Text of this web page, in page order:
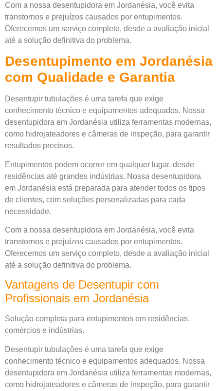
Com a nossa desentupidora em Jordanésia, você evita
transtornos e prejuízos causados por entupimentos.
Oferecemos um serviço completo, desde a avaliação inicial
até a solução definitiva do problema.
Desentupimento em Jordanésia
com Qualidade e Garantia
Desentupir tubulações é uma tarefa que exige
conhecimento técnico e equipamentos adequados. Nossa
desentupidora em Jordanésia utiliza ferramentas modernas,
como hidrojateadores e câmeras de inspeção, para garantir
resultados precisos.
Entupimentos podem ocorrer em qualquer lugar, desde
residências até grandes indústrias. Nossa desentupidora
em Jordanésia está preparada para atender todos os tipos
de clientes, com soluções personalizadas para cada
necessidade.
Com a nossa desentupidora em Jordanésia, você evita
transtornos e prejuízos causados por entupimentos.
Oferecemos um serviço completo, desde a avaliação inicial
até a solução definitiva do problema.
Vantagens de Desentupir com
Profissionais em Jordanésia
Solução completa para entupimentos em residências,
comércios e indústrias.
Desentupir tubulações é uma tarefa que exige
conhecimento técnico e equipamentos adequados. Nossa
desentupidora em Jordanésia utiliza ferramentas modernas,
como hidrojateadores e câmeras de inspeção, para garantir